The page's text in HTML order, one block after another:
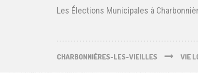
Les Élections Municipales à
CHARBONNIÈRES-LES-VIEILLES VIE